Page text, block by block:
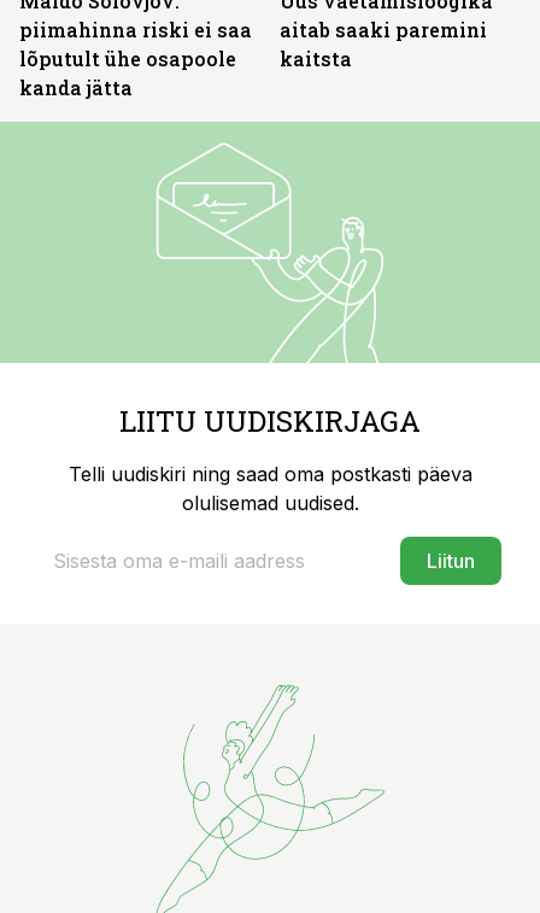
piimahinna riski ei saa
lõputult ühe osapoole
kanda jätta
aitab saaki paremini
kaitsta
LIITU UUDISKIRJAGA
Telli uudiskiri ning saad oma postkasti päeva
olulisemad uudised.
Liitun